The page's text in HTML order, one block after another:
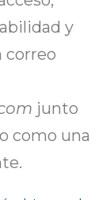
y
correo
junto
como una